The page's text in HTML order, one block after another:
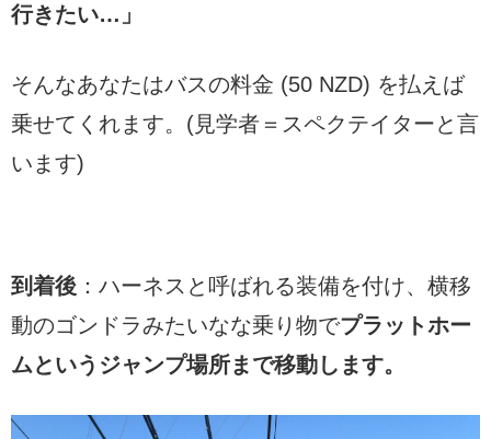
行きたい…」
そんなあなたはバスの料金 (50 NZD) を払えば
乗せてくれます。(見学者＝スペクテイターと言
います)
到着後 ：ハーネスと呼ばれる装備を付け、横移
動のゴンドラみたいなな乗り物でプラットホー
ムというジャンプ場所まで移動します。